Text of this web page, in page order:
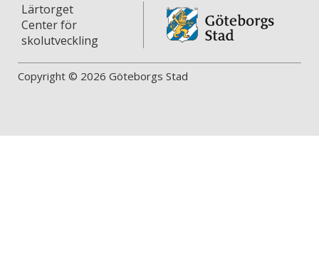
Lärtorget
Center för
skolutveckling
Copyright © 2026 Göteborgs Stad